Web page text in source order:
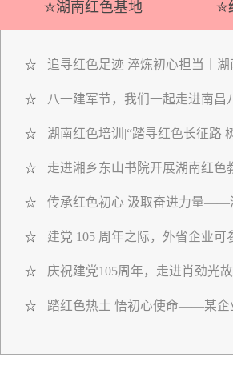
✮湖南红色基地 ✮
☆ 追寻红色足迹 淬炼初心担当｜
☆ 八一建军节，我们一起走进南昌
☆ 湖南红色培训|“踏寻红色长征路
☆ 走进湘乡东山书院开展湖南红色
☆ 传承红色初心 汲取奋进力量——
☆ 建党 105 周年之际，外省企业可
☆ 庆祝建党105周年，走进肖劲光
☆ 踏红色热土 悟初心使命——某企